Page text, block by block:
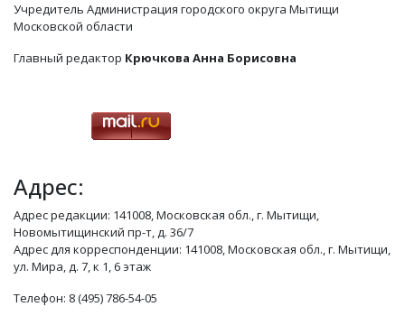
Учредитель Администрация городского округа Мытищи
Московской области
Главный редактор Крючкова Анна Борисовна
Адрес:
Адрес редакции: 141008, Московская обл., г. Мытищи,
Новомытищинский пр-т, д. 36/7
Адрес для корреспонденции: 141008, Московская обл., г. Мытищи,
ул. Мира, д. 7, к 1, 6 этаж
Телефон: 8 (495) 786-54-05